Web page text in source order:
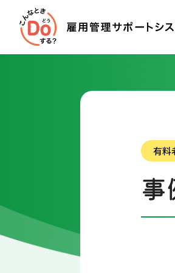
有料